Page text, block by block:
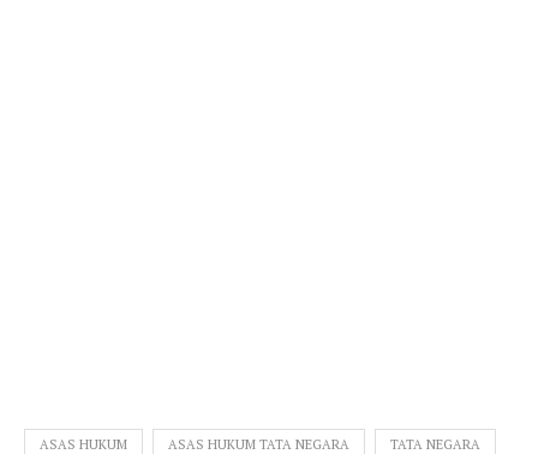
ASAS HUKUM ASAS HUKUM TATA NEGARA TATA NEGARA